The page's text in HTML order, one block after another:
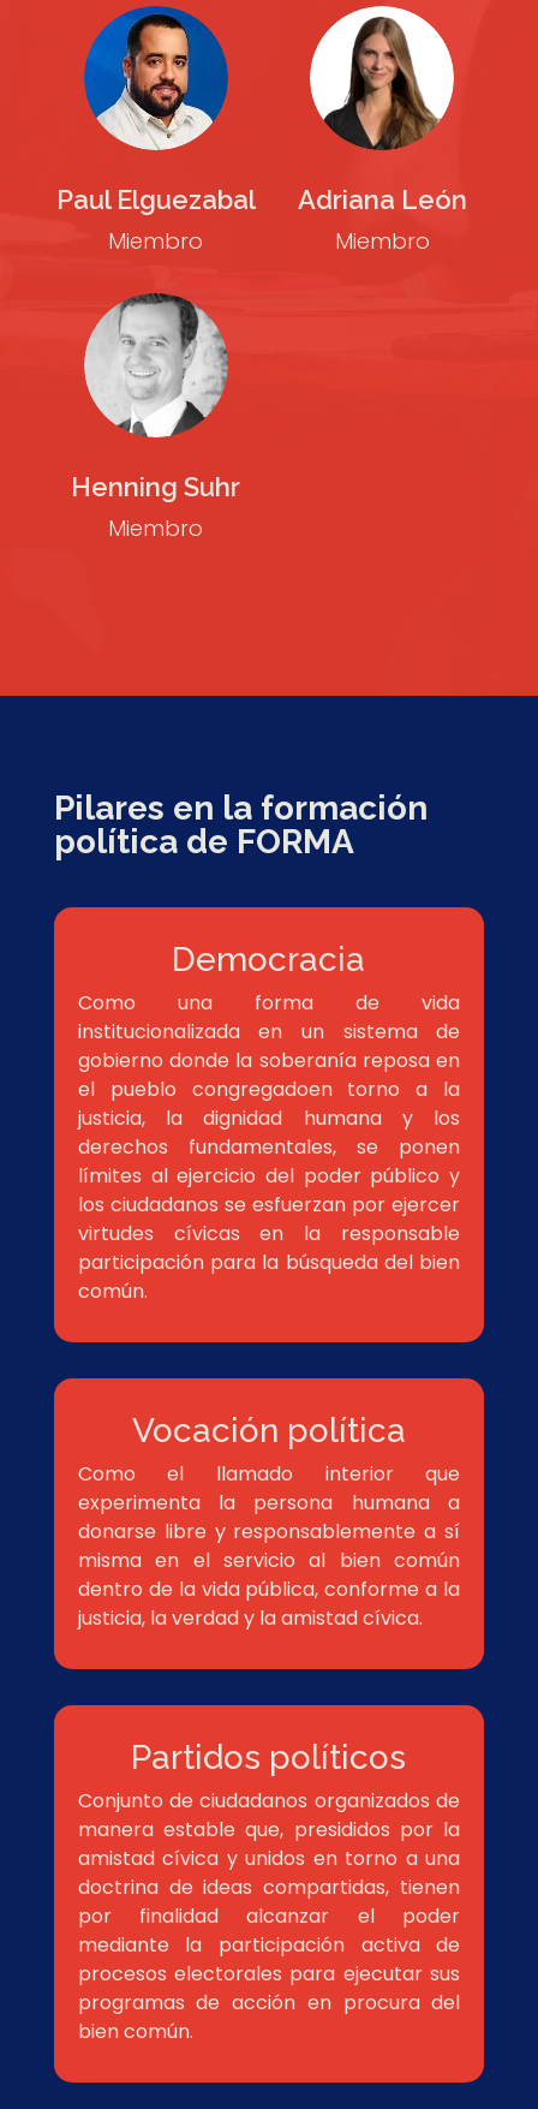
Paul Elguezabal
Miembro
Adriana León
Miembro
Henning Suhr
Miembro
Pilares en la formación
política de FORMA
Democracia
Como una forma de vida
institucionalizada en un sistema de
gobierno donde la soberanía reposa en
el pueblo congregadoen torno a la
justicia, la dignidad humana y los
derechos fundamentales, se ponen
límites al ejercicio del poder público y
los ciudadanos se esfuerzan por ejercer
virtudes cívicas en la responsable
participación para la búsqueda del bien
común.
Vocación política
Como el llamado interior que
experimenta la persona humana a
donarse libre y responsablemente a sí
misma en el servicio al bien común
dentro de la vida pública, conforme a la
justicia, la verdad y la amistad cívica.
Partidos políticos
Conjunto de ciudadanos organizados de
manera estable que, presididos por la
amistad cívica y unidos en torno a una
doctrina de ideas compartidas, tienen
por finalidad alcanzar el poder
mediante la participación activa de
procesos electorales para ejecutar sus
programas de acción en procura del
bien común.